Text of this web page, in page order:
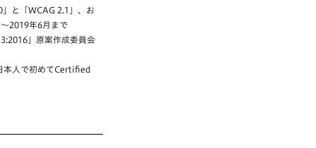
と「WCAG 2.1」、お
2019年6月まで
」原案作成委員会
人で初めてCertified